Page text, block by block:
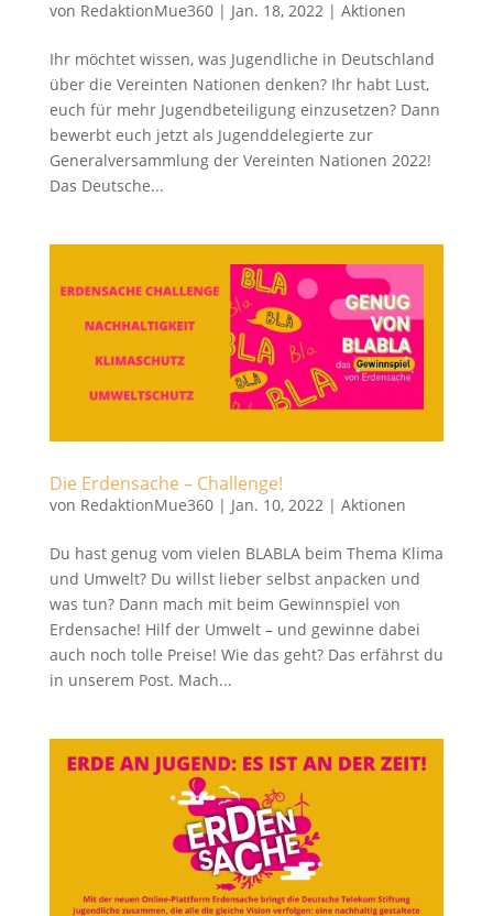
von RedaktionMue360| Jan. 18, 2022 | Aktionen
Ihr möchtet wissen, was Jugendliche in Deutschland
über die Vereinten Nationen denken? Ihr habt Lust,
euch für mehr Jugendbeteiligung einzusetzen? Dann
bewerbt euch jetzt als Jugenddelegierte zur
Generalversammlung der Vereinten Nationen 2022!
Das Deutsche...
Die Erdensache – Challenge!
von RedaktionMue360| Jan. 10, 2022| Aktionen
Du hast genug vom vielen BLABLA beim Thema Klima
und Umwelt? Du willst lieber selbst anpacken und
was tun? Dann mach mit beim Gewinnspiel von
Erdensache! Hilf der Umwelt – und gewinne dabei
auch noch tolle Preise! Wie das geht? Das erfährst du
in unserem Post. Mach...